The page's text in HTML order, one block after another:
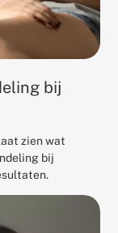
bij
zien wat
bij